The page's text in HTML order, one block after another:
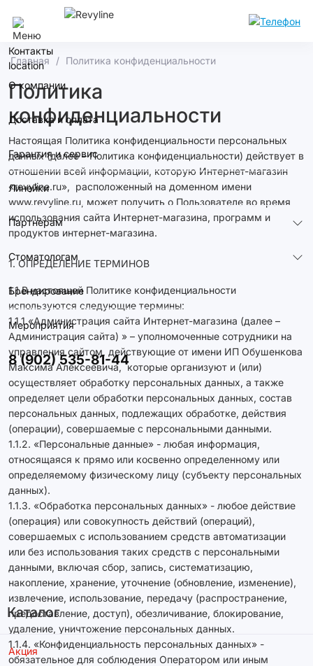
Улан-Удэ
Контакты
О компании
Доставка и оплата
Гарантия и сервис
Линейки
Партнерам
Стоматологам
Брендирование
Мероприятия
8 (902) 535-81-44
Каталог
Акция
Главная Политика конфиденциальности
Политика
конфиденциальности
Настоящая Политика конфиденциальности персональных
данных (далее – Политика конфиденциальности) действует в
отношении всей информации, которую Интернет-магазин
«revyline.ru», расположенный на доменном имени
www.revyline.ru, может получить о Пользователе во время
использования сайта Интернет-магазина, программ и
продуктов интернет-магазина.
1. ОПРЕДЕЛЕНИЕ ТЕРМИНОВ
1.1.В настоящей Политике конфиденциальности
используются следующие термины:
1.1.1.«Администрация сайта Интернет-магазина (далее –
Администрация сайта) » – уполномоченные сотрудники на
управления сайтом, действующие от имени ИП Обушенкова
Максима Алексеевича, которые организуют и (или)
осуществляет обработку персональных данных, а также
определяет цели обработки персональных данных, состав
персональных данных, подлежащих обработке, действия
(операции), совершаемые с персональными данными.
1.1.2. «Персональные данные» - любая информация,
относящаяся к прямо или косвенно определенному или
определяемому физическому лицу (субъекту персональных
данных).
1.1.3. «Обработка персональных данных» - любое действие
(операция) или совокупность действий (операций),
совершаемых с использованием средств автоматизации
или без использования таких средств с персональными
данными, включая сбор, запись, систематизацию,
накопление, хранение, уточнение (обновление, изменение),
извлечение, использование, передачу (распространение,
предоставление, доступ), обезличивание, блокирование,
удаление, уничтожение персональных данных.
1.1.4. «Конфиденциальность персональных данных» -
обязательное для соблюдения Оператором или иным